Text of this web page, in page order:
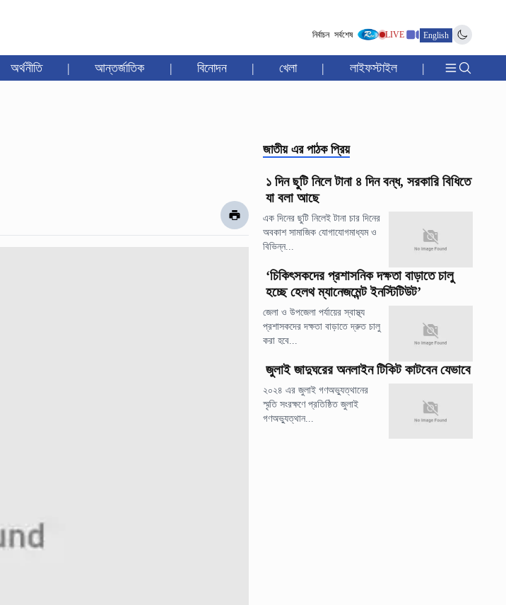
নির্বাচন সর্বশেষ LIVE English
অর্থনীতি | আন্তর্জাতিক | বিনোদন | খেলা | লাইফস্টাইল |
জাতীয় এর পাঠক প্রিয়
১ দিন ছুটি নিলে টানা ৪ দিন বন্ধ, সরকারি বিধিতে
যা বলা আছে
এক দিনের ছুটি নিলেই টানা চার দিনের
অবকাশ সামাজিক যোগাযোগমাধ্যম ও
বিভিন্ন...
‘চিকিৎসকদের প্রশাসনিক দক্ষতা বাড়াতে চালু
হচ্ছে হেলথ ম্যানেজমেন্ট ইনস্টিটিউট’
জেলা ও উপজেলা পর্যায়ের স্বাস্থ্য
প্রশাসকদের দক্ষতা বাড়াতে দ্রুত চালু
করা হবে...
জুলাই জাদুঘরের অনলাইন টিকিট কাটবেন যেভাবে
২০২৪ এর জুলাই গণঅভ্যুত্থানের
স্মৃতি সংরক্ষণে প্রতিষ্ঠিত জুলাই
গণঅভ্যুত্থান...